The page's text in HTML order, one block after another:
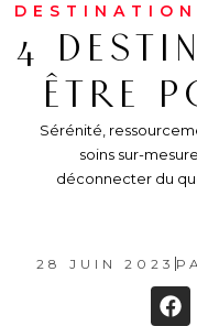
4
ÊTRE
Sérénité,
soins sur-
déconnecter du
28 JUIN 2023